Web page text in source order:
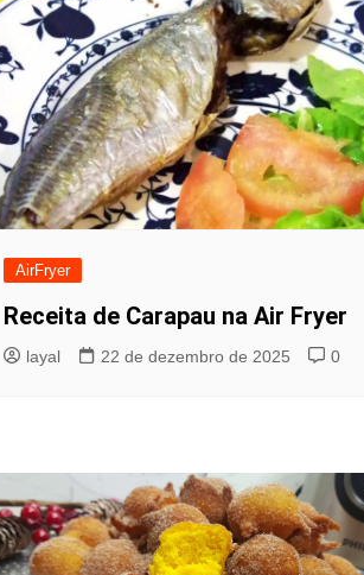
AirFryer
Receita de Carapau na Air Fryer
layal 22 de dezembro de 2025 0